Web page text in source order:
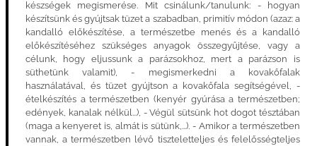
készségek megismerése. Mit csinálunk/tanulunk: - hogyan
készítsünk és gyújtsak tüzet a szabadban, primitív módon (azaz: a
kandalló előkészítése, a természetbe menés és a kandalló
előkészítéséhez szükséges anyagok összegyűjtése, vagy a
célunk, hogy eljussunk a parázsokhoz, mert a parázson is
süthetünk valamit), - megismerkedni a kovakőfalak
használatával, és tüzet gyújtson a kovakőfala segítségével, -
ételkészítés a természetben (kenyér gyúrása a természetben;
edények, kanalak nélkül...), - Végül sütsünk hot dogot tésztában
(maga a kenyeret is, almát is sütünk,...). - Amikor a természetben
vannak, a természetben lévő tiszteletteljes és felelősségteljes